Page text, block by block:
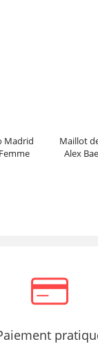
Madrid
Maillot
Alex